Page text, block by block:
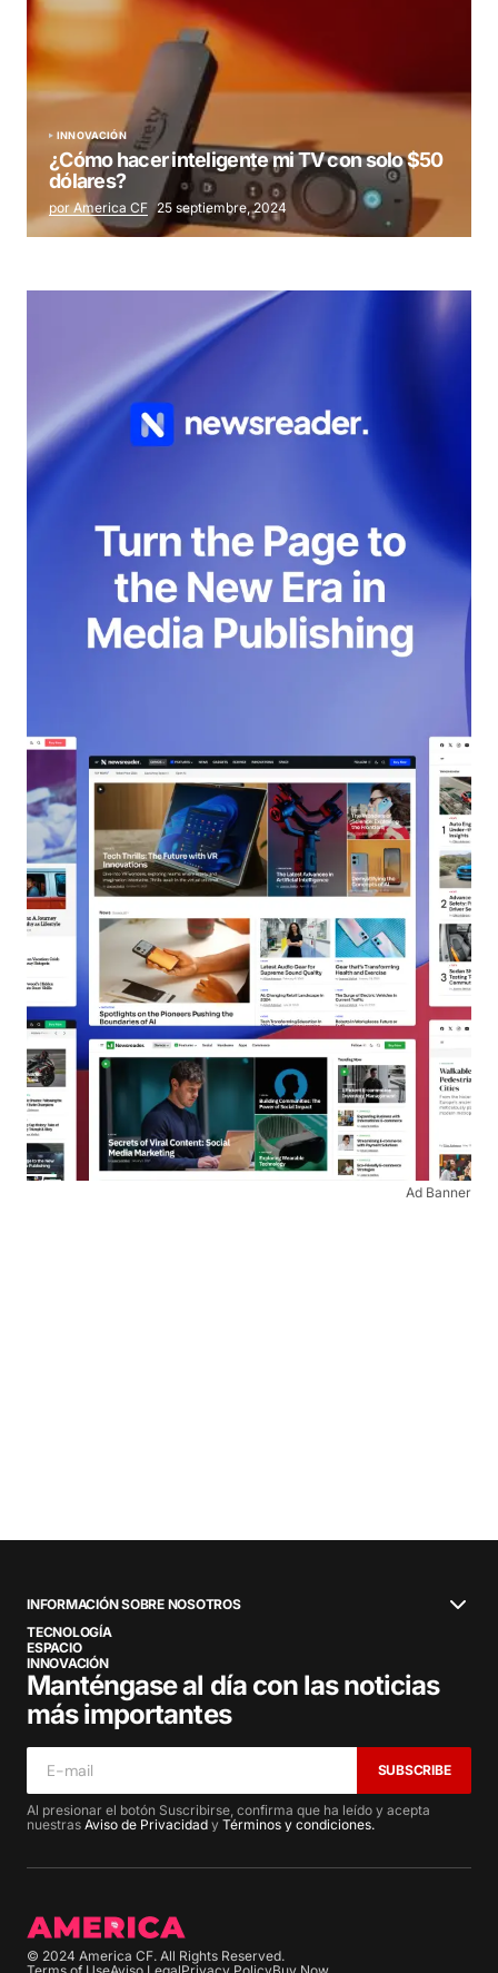
INNOVACIÓN
¿Cómo hacer inteligente mi TV con solo $50
dólares?
por America CF 25 septiembre, 2024
Ad Banner
INFORMACIÓN SOBRE NOSOTROS
TECNOLOGÍA
ESPACIO
INNOVACIÓN
Manténgase al día con las noticias
más importantes
SUBSCRIBE
Al presionar el botón Suscribirse, confirma que ha leído y acepta
nuestras Aviso de Privacidad y Términos y condiciones.
© 2024 America CF. All Rights Reserved.